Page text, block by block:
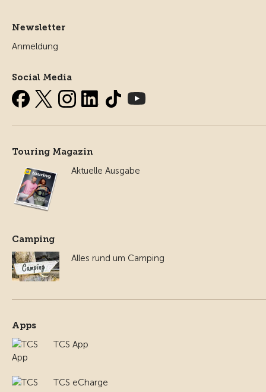
Newsletter
Anmeldung
Social Media
Touring Magazin
Aktuelle Ausgabe
Camping
Alles rund um Camping
Apps
TCS App
TCS eCharge